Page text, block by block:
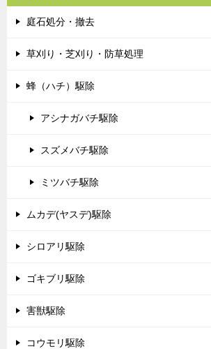
庭石処分・撤去
草刈り・芝刈り・防草処理
蜂（ハチ）駆除
アシナガバチ駆除
スズメバチ駆除
ミツバチ駆除
ムカデ(ヤスデ)駆除
シロアリ駆除
ゴキブリ駆除
害獣駆除
コウモリ駆除